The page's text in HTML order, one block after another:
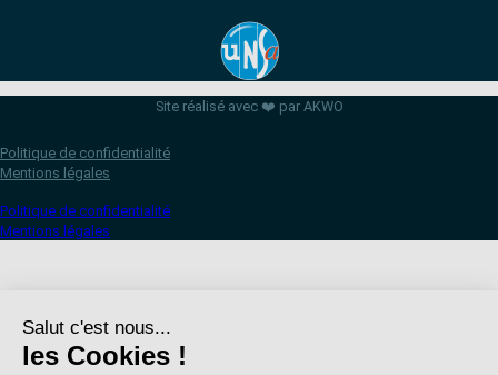
Site réalisé avec ❤️ par AKWO
Politique de confidentialité
Mentions légales
Politique de confidentialité
Mentions légales